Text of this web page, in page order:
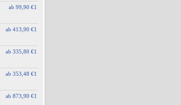
ab 99,90 €1
ab 413,90 €1
ab 335,80 €1
ab 353,48 €1
ab 873,90 €1